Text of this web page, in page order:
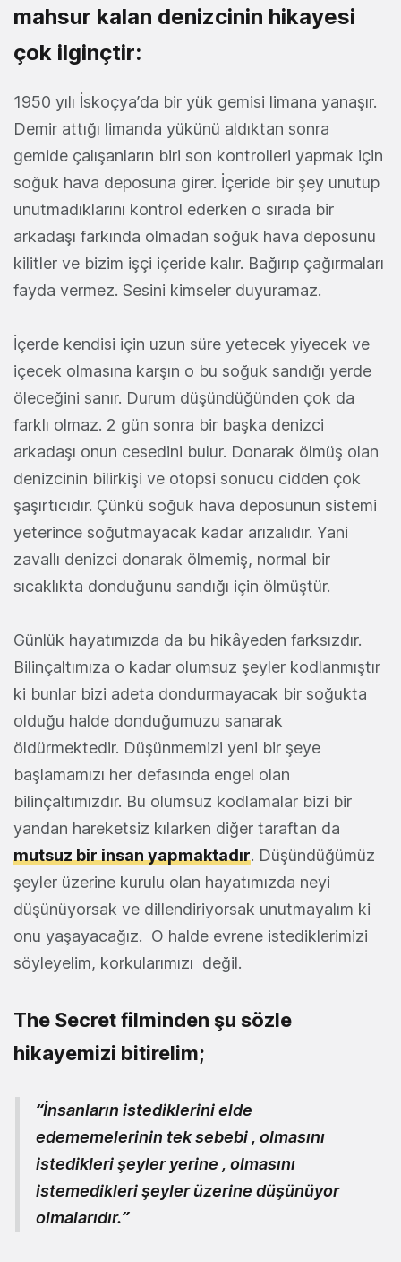
mahsur kalan denizcinin hikayesi
çok ilginçtir:
1950 yılı İskoçya’da bir yük gemisi limana yanaşır.
Demir attığı limanda yükünü aldıktan sonra
gemide çalışanların biri son kontrolleri yapmak için
soğuk hava deposuna girer. İçeride bir şey unutup
unutmadıklarını kontrol ederken o sırada bir
arkadaşı farkında olmadan soğuk hava deposunu
kilitler ve bizim işçi içeride kalır. Bağırıp çağırmaları
fayda vermez. Sesini kimseler duyuramaz.
İçerde kendisi için uzun süre yetecek yiyecek ve
içecek olmasına karşın o bu soğuk sandığı yerde
öleceğini sanır. Durum düşündüğünden çok da
farklı olmaz. 2 gün sonra bir başka denizci
arkadaşı onun cesedini bulur. Donarak ölmüş olan
denizcinin bilirkişi ve otopsi sonucu cidden çok
şaşırtıcıdır. Çünkü soğuk hava deposunun sistemi
yeterince soğutmayacak kadar arızalıdır. Yani
zavallı denizci donarak ölmemiş, normal bir
sıcaklıkta donduğunu sandığı için ölmüştür.
Günlük hayatımızda da bu hikâyeden farksızdır.
Bilinçaltımıza o kadar olumsuz şeyler kodlanmıştır
ki bunlar bizi adeta dondurmayacak bir soğukta
olduğu halde donduğumuzu sanarak
öldürmektedir. Düşünmemizi yeni bir şeye
başlamamızı her defasında engel olan
bilinçaltımızdır. Bu olumsuz kodlamalar bizi bir
yandan hareketsiz kılarken diğer taraftan da
mutsuz bir insan yapmaktadır. Düşündüğümüz
şeyler üzerine kurulu olan hayatımızda neyi
düşünüyorsak ve dillendiriyorsak unutmayalım ki
onu yaşayacağız. O halde evrene istediklerimizi
söyleyelim, korkularımızı değil.
The Secret filminden şu sözle
hikayemizi bitirelim;
“İnsanların istediklerini elde
edememelerinin tek sebebi , olmasını
istedikleri şeyler yerine , olmasını
istemedikleri şeyler üzerine düşünüyor
olmalarıdır.”